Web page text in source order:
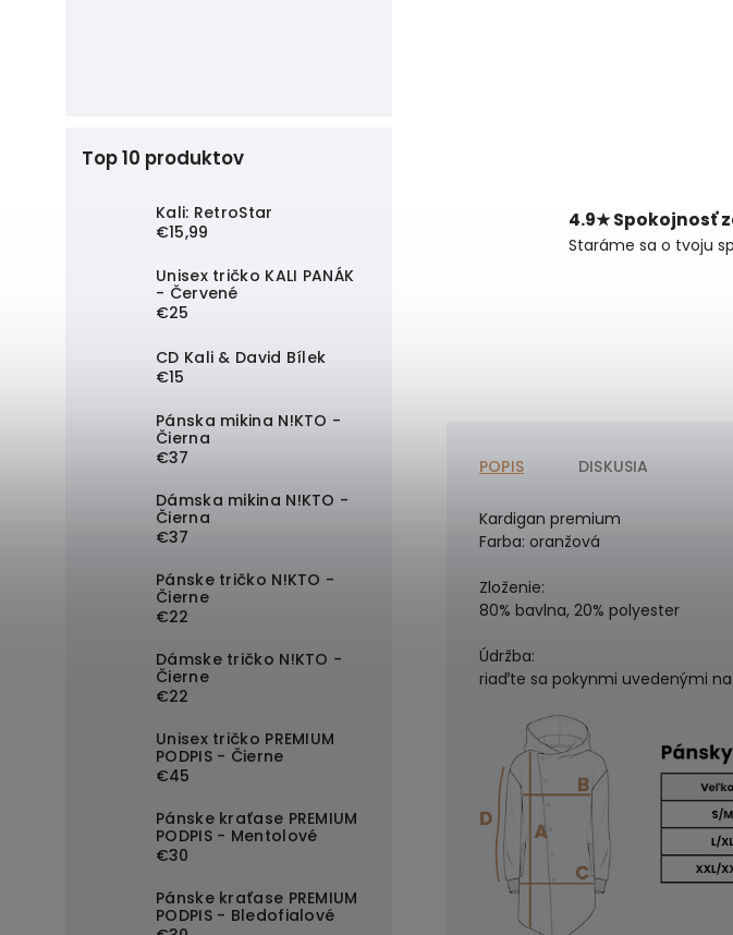
Top 10 produktov
Kali: RetroStar
€15,99
Unisex tričko KALI PANÁK
- Červené
€25
CD Kali & David Bílek
€15
Pánska mikina N!KTO -
Čierna
€37
Dámska mikina N!KTO -
Čierna
€37
Pánske tričko N!KTO -
Čierne
€22
Dámske tričko N!KTO -
Čierne
€22
Unisex tričko PREMIUM
PODPIS - Čierne
€45
Pánske kraťase PREMIUM
PODPIS - Mentolové
€30
Pánske kraťase PREMIUM
PODPIS - Bledofialové
4.9★ Spokojnosť
Staráme sa o tvoju
POPIS DISKUSIA
Kardigan premium
Farba: oranžová
Zloženie:
80% bavlna, 20% polyester
Údržba:
riaďte sa pokynmi uvedenými